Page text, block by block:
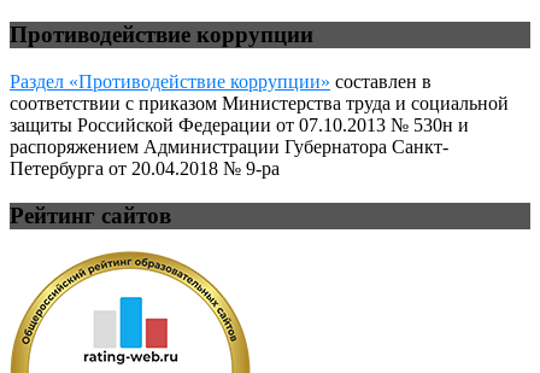
Противодействие коррупции
Раздел «Противодействие коррупции» составлен в
соответствии с приказом Министерства труда и социальной
защиты Российской Федерации от 07.10.2013 № 530н и
распоряжением Администрации Губернатора Санкт-
Петербурга от 20.04.2018 № 9-ра
Рейтинг сайтов